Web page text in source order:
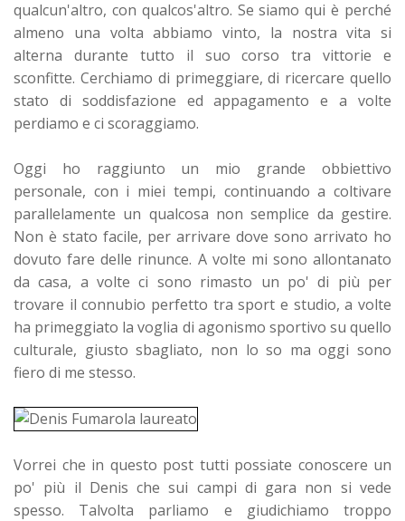
qualcun'altro, con qualcos'altro. Se siamo qui è perché
almeno una volta abbiamo vinto, la nostra vita si
alterna durante tutto il suo corso tra vittorie e
sconfitte. Cerchiamo di primeggiare, di ricercare quello
stato di soddisfazione ed appagamento e a volte
perdiamo e ci scoraggiamo.
Oggi ho raggiunto un mio grande obbiettivo
personale, con i miei tempi, continuando a coltivare
parallelamente un qualcosa non semplice da gestire.
Non è stato facile, per arrivare dove sono arrivato ho
dovuto fare delle rinunce. A volte mi sono allontanato
da casa, a volte ci sono rimasto un po' di più per
trovare il connubio perfetto tra sport e studio, a volte
ha primeggiato la voglia di agonismo sportivo su quello
culturale, giusto sbagliato, non lo so ma oggi sono
fiero di me stesso.
Vorrei che in questo post tutti possiate conoscere un
po' più il Denis che sui campi di gara non si vede
spesso. Talvolta parliamo e giudichiamo troppo